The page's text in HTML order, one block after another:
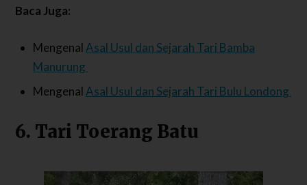
Baca Juga:
Mengenal Asal Usul dan Sejarah Tari Bamba
Manurung
Mengenal Asal Usul dan Sejarah Tari Bulu Londong
6. Tari Toerang Batu